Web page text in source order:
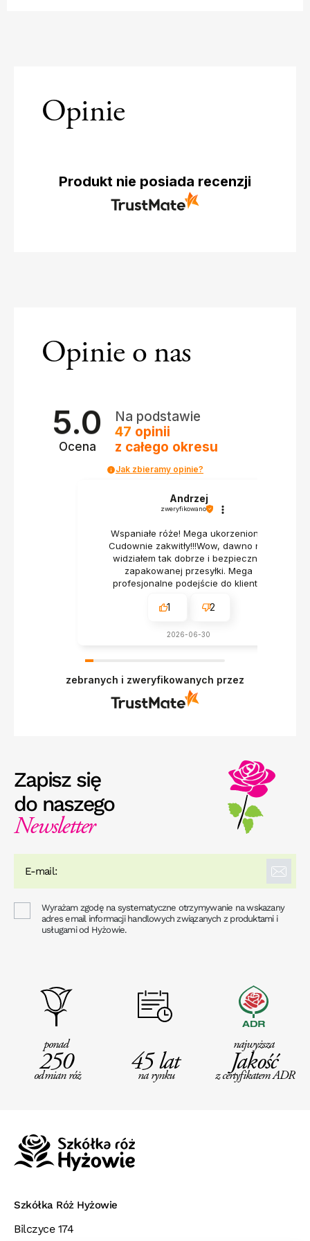
Opinie
Produkt nie posiada recenzji
Opinie o nas
5.0
Ocena
Na podstawie
47 opinii
z całego okresu
Jak zbieramy opinie?
Andrzej
zweryfikowano
Wspaniałe róże! Mega ukorzenione!
Cudownie zakwitły!!!Wow, dawno nie
widziałem tak dobrze i bezpiecznie
zapakowanej przesyłki. Mega
profesjonalne podejście do klienta.
1 2
2026-06-30
zebranych i zweryfikowanych przez
Zapisz się
do naszego
Newsletter
Wyrażam zgodę na systematyczne otrzymywanie na wskazany
adres email informacji handlowych związanych z produktami i
usługami od Hyżowie.
ponad
250
odmian róż
45 lat
na rynku
najwyższa
Jakość
z certyfikatem ADR
Szkółka Róż Hyżowie
Bilczyce 174